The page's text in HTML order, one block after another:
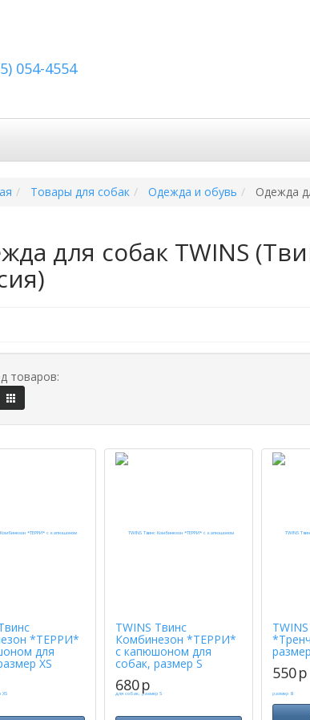
054-4554
Товары для собак Одежда и обувь Одежда
для собак TWINS
товаров:
*ТЕРРИ*
для
XS
TWINS Твинс
Комбинезон *ТЕРРИ*
с капюшоном для
собак, размер S
680p
550p